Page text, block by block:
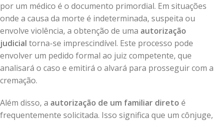
por um médico é o documento primordial. Em situações
onde a causa da morte é indeterminada, suspeita ou
envolve violência, a obtenção de uma autorização
judicial torna-se imprescindível. Este processo pode
envolver um pedido formal ao juiz competente, que
analisará o caso e emitirá o alvará para prosseguir com a
cremação.
Além disso, a autorização de um familiar direto é
frequentemente solicitada. Isso significa que um cônjuge,